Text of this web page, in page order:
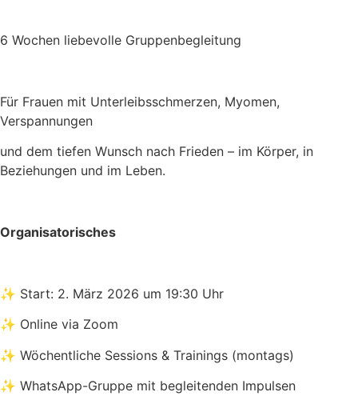
6 Wochen liebevolle Gruppenbegleitung
Für Frauen mit Unterleibsschmerzen, Myomen,
Verspannungen
und dem tiefen Wunsch nach Frieden – im Körper, in
Beziehungen und im Leben.
Organisatorisches
✨ Start: 2. März 2026 um 19:30 Uhr
✨ Online via Zoom
✨ Wöchentliche Sessions & Trainings (montags)
✨ WhatsApp-Gruppe mit begleitenden Impulsen